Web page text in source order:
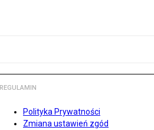
REGULAMIN
Polityka Prywatności
Zmiana ustawień zgód